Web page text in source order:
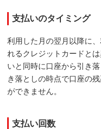
支払いのタイミング
利用した月の翌月以降に
れるクレジットカードと
いと同時に口座から引き
き落としの時点で口座の
ができません。
支払い回数